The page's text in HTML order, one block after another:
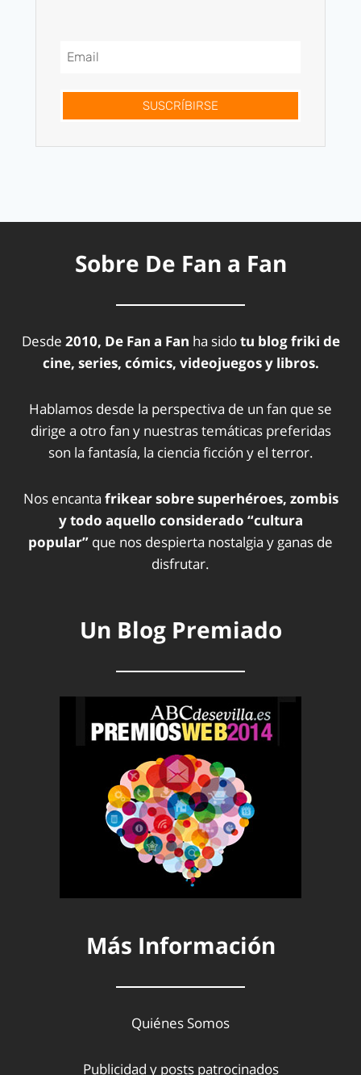
SUSCRÍBIRSE
Sobre De Fan a Fan
Desde 2010, De Fan a Fan ha sidotu blog friki de
cine, series, cómics, videojuegos y libros.
Hablamos desde la perspectiva de un fan que se
dirige a otro fan y nuestras temáticas preferidas
son la fantasía, la ciencia ficción y el terror.
Nos encanta frikear sobre superhéroes, zombis
y todo aquello considerado “cultura
popular” que nos despierta nostalgia y ganas de
disfrutar.
Un Blog Premiado
Más Información
Quiénes Somos
Publicidad y posts patrocinados